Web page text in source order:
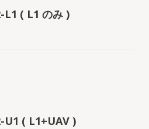
L1 ( L1 のみ )
U1 ( L1+UAV )